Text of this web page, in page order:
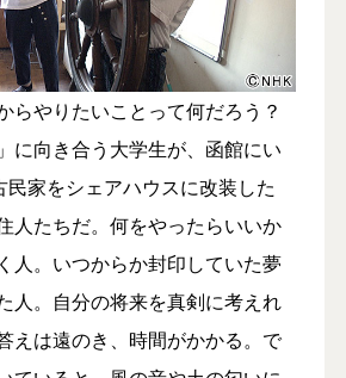
らやりたいことって何だろう？
に向き合う大学生が、函館にい
民家をシェアハウスに改装した
人たちだ。何をやったらいいか
人。いつからか封印していた夢
人。自分の将来を真剣に考えれ
えは遠のき、時間がかかる。で